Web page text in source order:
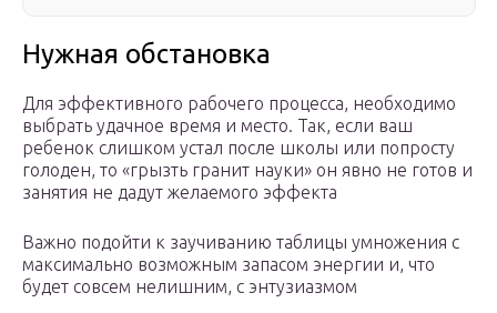
Нужная обстановка
Для эффективного рабочего процесса, необходимо
выбрать удачное время и место. Так, если ваш
ребенок слишком устал после школы или попросту
голоден, то «грызть гранит науки» он явно не готов и
занятия не дадут желаемого эффекта
Важно подойти к заучиванию таблицы умножения с
максимально возможным запасом энергии и, что
будет совсем нелишним, с энтузиазмом